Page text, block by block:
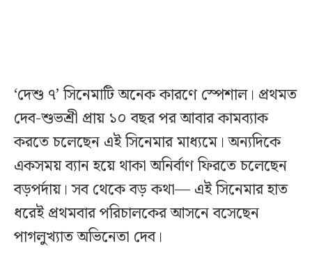
‘দেশু ৭’ সিনেমাটি অনেক কারণে স্পেশাল। প্রথমত
দেব-শুভশ্রী প্রায় ১০ বছর পর আবার কামব্যাক
করতে চলেছেন এই সিনেমার মাধ্যমে। অন্যদিকে
একসময় ব্যান হয়ে থাকা অনির্বাণ ফিরতে চলেছেন
বড়পর্দায়। সব থেকে বড় কথা— এই সিনেমার হাত
ধরেই প্রথমবার পরিচালকের আসনে বসেছেন
পাগলুখ্যাত অভিনেতা দেব।